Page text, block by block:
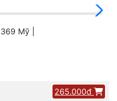
Mỹ |
265.000đ